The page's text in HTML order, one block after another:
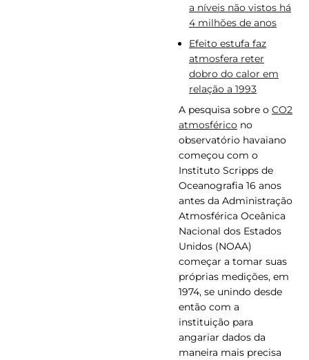
a níveis não vistos há
4 milhões de anos
Efeito estufa faz
atmosfera reter
dobro do calor em
relação a 1993
A pesquisa sobre o CO2
atmosférico no
observatório havaiano
começou com o
Instituto Scripps de
Oceanografia 16 anos
antes da Administração
Atmosférica Oceânica
Nacional dos Estados
Unidos (NOAA)
começar a tomar suas
próprias medições, em
1974, se unindo desde
então com a
instituição para
angariar dados da
maneira mais precisa